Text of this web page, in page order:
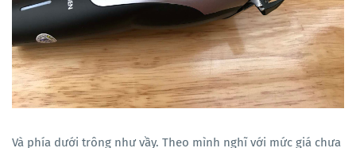
Và phía dưới trông như vầy. Theo mình nghĩ với mức giá chưa